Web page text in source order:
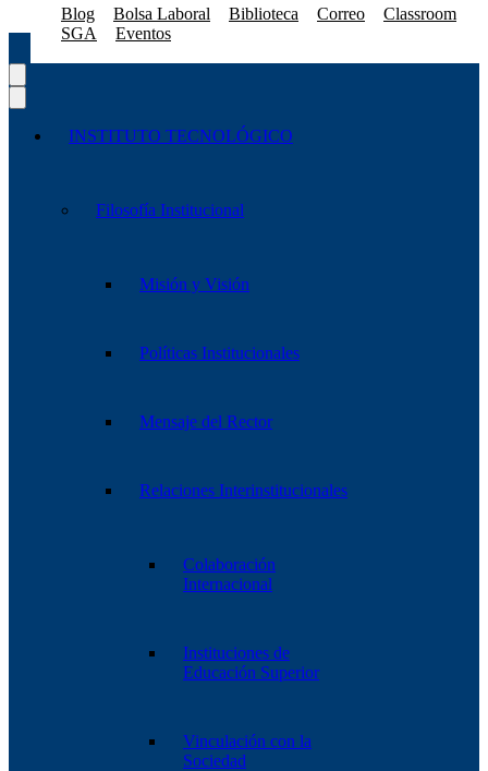
Blog Bolsa Laboral Biblioteca Correo
Classroom
SGA
Eventos
INSTITUTO TECNOLÓGICO
Filosofía Institucional
Misión y Visión
Políticas Institucionales
Mensaje del Rector
Relaciones Interinstitucionales
Colaboración
Internacional
Instituciones de
Educación Superior
Vinculación con la
Sociedad